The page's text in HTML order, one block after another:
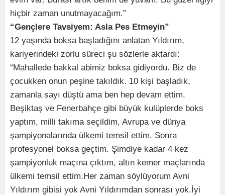
hiçbir zaman unutmayacağım.”
“Gençlere Tavsiyem: Asla Pes Etmeyin”
12 yaşında boksa başladığını anlatan Yıldırım,
kariyerindeki zorlu süreci şu sözlerle aktardı:
“Mahallede bakkal abimiz boksa gidiyordu. Biz de
çocukken onun peşine takıldık. 10 kişi başladık,
zamanla sayı düştü ama ben hep devam ettim.
Beşiktaş ve Fenerbahçe gibi büyük kulüplerde boks
yaptım, milli takıma seçildim, Avrupa ve dünya
şampiyonalarında ülkemi temsil ettim. Sonra
profesyonel boksa geçtim. Şimdiye kadar 4 kez
şampiyonluk maçına çıktım, altın kemer maçlarında
ülkemi temsil ettim.Her zaman söylüyorum Avni
Yıldırım gibisi yok Avni Yıldırımdan sonrası yok.İyi